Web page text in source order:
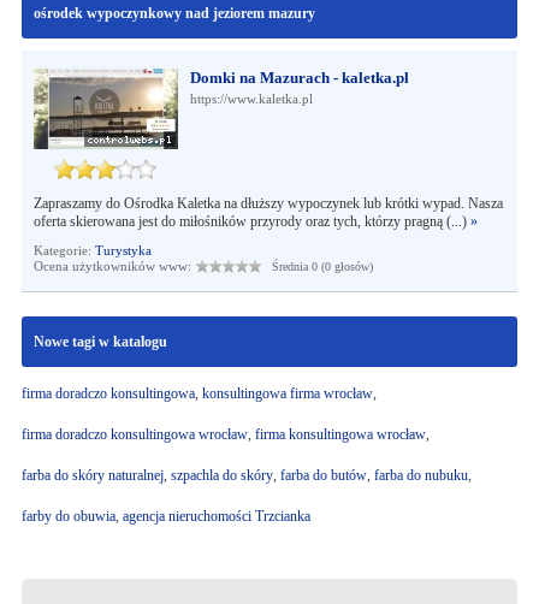
ośrodek wypoczynkowy nad jeziorem mazury
Domki na Mazurach - kaletka.pl
https://www.kaletka.pl
Zapraszamy do Ośrodka Kaletka na dłuższy wypoczynek lub krótki wypad. Nasza
oferta skierowana jest do miłośników przyrody oraz tych, którzy pragną (...) »
Kategorie: Turystyka
Ocena użytkowników www:
Średnia 0 (0 głosów)
Nowe tagi w katalogu
firma doradczo konsultingowa, konsultingowa firma wrocław,
firma doradczo konsultingowa wrocław, firma konsultingowa wrocław,
farba do skóry naturalnej, szpachla do skóry, farba do butów, farba do nubuku,
farby do obuwia, agencja nieruchomości Trzcianka